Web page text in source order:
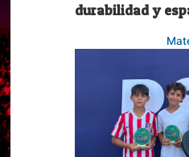
durabilidad y